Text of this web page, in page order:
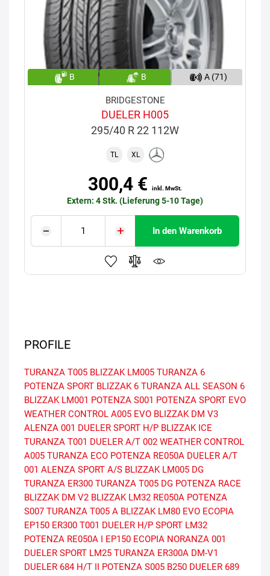
B B A (71)
BRIDGESTONE
DUELER H005
295/40 R 22 112W
TL XL
300,4 € inkl. MwSt.
Extern: 4 Stk. (Lieferung 5-10 Tage)
In den Warenkorb
PROFILE
TURANZA T005 BLIZZAK LM005 TURANZA 6
POTENZA SPORT BLIZZAK 6 TURANZA ALL SEASON 6
BLIZZAK LM001 POTENZA S001 POTENZA SPORT EVO
WEATHER CONTROL A005 EVO BLIZZAK DM V3
ALENZA 001 DUELER SPORT H/P BLIZZAK ICE
TURANZA T001 DUELER A/T 002 WEATHER CONTROL
A005 TURANZA ECO POTENZA RE050A DUELER A/T
001 ALENZA SPORT A/S BLIZZAK LM005 DG
TURANZA ER300 TURANZA T005 DG POTENZA RACE
BLIZZAK DM V2 BLIZZAK LM32 RE050A POTENZA
S007 TURANZA T005 A BLIZZAK LM80 EVO ECOPIA
EP150 ER300 T001 DUELER H/P SPORT LM32
POTENZA RE050A I EP150 ECOPIA NORANZA 001
DUELER SPORT LM25 TURANZA ER300A DM-V1
DUELER 684 H/T II POTENZA S005 B250 DUELER 689